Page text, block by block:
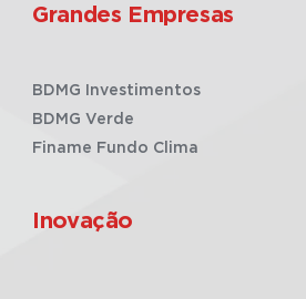
Grandes Empresas
BDMG Investimentos
BDMG Verde
Finame Fundo Clima
Inovação